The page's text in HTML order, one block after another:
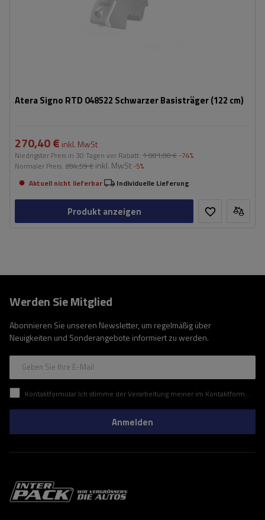
Atera Signo RTD 048522 Schwarzer Basisträger (122 cm)
270,40 € inkl. MwSt
Niedrigster Preis in 30 Tagen vor Rabatt: 1 081,00 € -74%
Normaler Preis: 284,59 € inkl. MwSt -5%
Aktuell nicht lieferbar
Individuelle Lieferung
Produkt anzeigen
Werden Sie Mitglied
Abonnieren Sie unseren Newsletter, um regelmäßig über
Neuigkeiten und Sonderangebote informiert zu werden.
Geben Sie Ihre E-Mail
Kontaktformular Ich stimme der Verarbeitung meiner im Kontaktformular enthaltenen personenbezogenen Daten gemäß der Verordnung (EU) des Europäischen Parlaments und des Rates zu.
Anmelden